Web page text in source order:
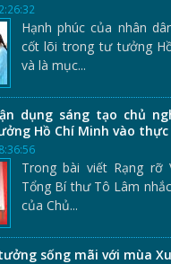
Hạnh phúc của nhân
cốt lõi trong tư tưởng
và là mục...
dụng sáng tạo chủ
Hồ Chí Minh vào
Trong bài viết Rạng rỡ
Tổng Bí thư Tô Lâm
của Chủ...
sống mãi với mùa